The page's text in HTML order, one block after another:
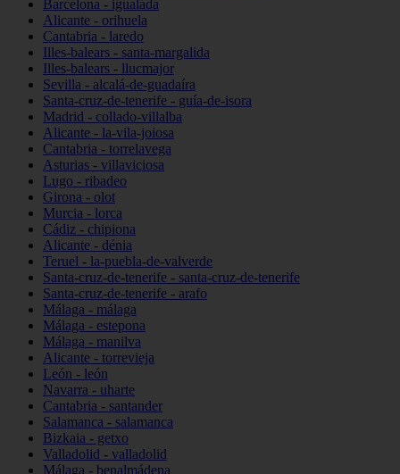
Barcelona - igualada
Alicante - orihuela
Cantabria - laredo
Illes-balears - santa-margalida
Illes-balears - llucmajor
Sevilla - alcalá-de-guadaíra
Santa-cruz-de-tenerife - guía-de-isora
Madrid - collado-villalba
Alicante - la-vila-joiosa
Cantabria - torrelavega
Asturias - villaviciosa
Lugo - ribadeo
Girona - olot
Murcia - lorca
Cádiz - chipiona
Alicante - dénia
Teruel - la-puebla-de-valverde
Santa-cruz-de-tenerife - santa-cruz-de-tenerife
Santa-cruz-de-tenerife - arafo
Málaga - málaga
Málaga - estepona
Málaga - manilva
Alicante - torrevieja
León - león
Navarra - uharte
Cantabria - santander
Salamanca - salamanca
Bizkaia - getxo
Valladolid - valladolid
Málaga - benalmádena